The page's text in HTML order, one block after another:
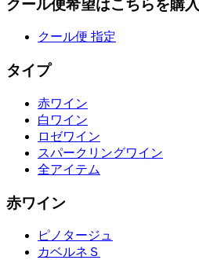
クール便希望はこちらを購入
クール便 指定
タイプ
赤ワイン
白ワイン
ロゼワイン
スパークリングワイン
全アイテム
赤ワイン
ピノタージュ
カベルネＳ